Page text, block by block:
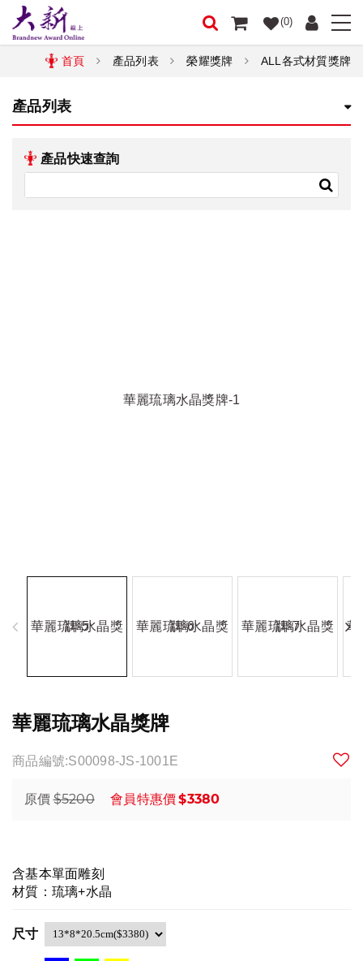
(0)
首頁 產品列表 榮耀獎牌 ALL各式材質獎牌
產品列表
產品快速查詢
華麗琉璃水晶獎牌
商品編號:S00098-JS-1001E
原價 $5200 會員特惠價$3380
含基本單面雕刻
材質：琉璃+水晶
尺寸